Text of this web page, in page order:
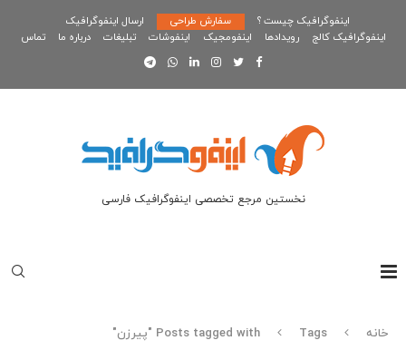
اینفوگرافیک چیست ؟ سفارش طراحی
ارسال اینفوگرافیک
اینفوگرافیک کالج
رویدادها اینفومجیک اینفوشات تبلیغات درباره ما تماس
نخستین مرجع تخصصی اینفوگرافیک فارسی
خانه Tags Posts tagged with "پیرزن"